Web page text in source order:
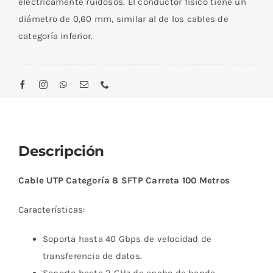
diámetro de 0,60 mm, similar al de los cables de
categoría inferior.
Descripción
Cable UTP Categoría 8 SFTP Carreta 100 Metros
Características:
Soporta hasta 40 Gbps de velocidad de
transferencia de datos.